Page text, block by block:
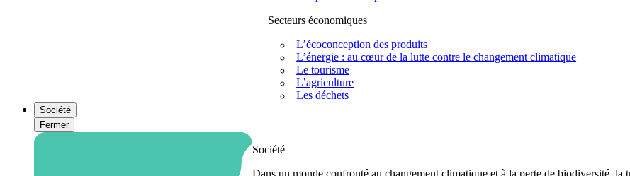
Secteurs économiques
L’écoconception des produits
L’énergie : au cœur de la lutte contre le changement climatique
Le tourisme
L’agriculture
Les déchets
Société
Fermer
Société
Dans un monde confronté au changement climatique et à la perte de biodiversité,